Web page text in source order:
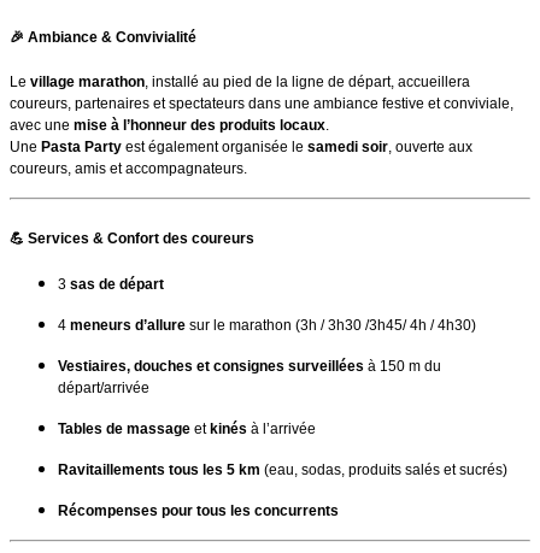
🎉 Ambiance & Convivialité
Le village marathon, installé au pied de la ligne de départ, accueillera
coureurs, partenaires et spectateurs dans une ambiance festive et conviviale,
avec une mise à l’honneur des produits locaux.
Une Pasta Party est également organisée le samedi soir, ouverte aux
coureurs, amis et accompagnateurs.
💪 Services & Confort des coureurs
3 sas de départ
4 meneurs d’allure sur le marathon (3h / 3h30 /3h45/ 4h / 4h30)
Vestiaires, douches et consignes surveillées à 150 m du
départ/arrivée
Tables de massage etkinés à l’arrivée
Ravitaillements tous les 5 km (eau, sodas, produits salés et sucrés)
Récompenses pour tous les concurrents